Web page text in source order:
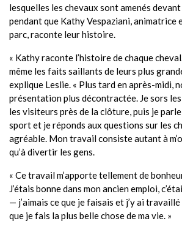
lesquelles les chevaux sont amenés
pendant que Kathy Vespaziani, animatrice
parc, raconte leur histoire.
« Kathy raconte l’histoire de chaque
même les faits saillants de leurs plus
explique Leslie. « Plus tard en après-midi,
présentation plus décontractée. Je sors les
les visiteurs près de la clôture, puis je
sport et je réponds aux questions sur les
agréable. Mon travail consiste autant à
qu’à divertir les gens.
« Ce travail m’apporte tellement de
J’étais bonne dans mon ancien emploi,
— j’aimais ce que je faisais et j’y ai
que je fais la plus belle chose de ma vie. »